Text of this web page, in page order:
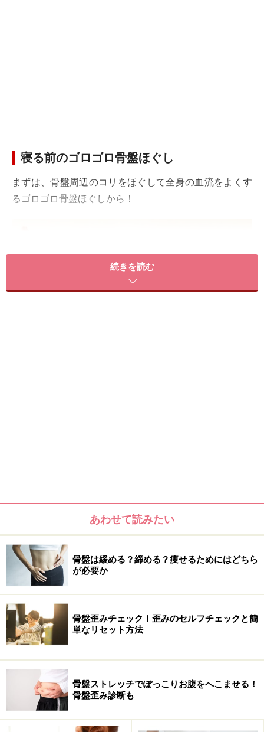
寝る前のゴロゴロ骨盤ほぐし
まずは、骨盤周辺のコリをほぐして全身の血流をよくす
るゴロゴロ骨盤ほぐしから！
腰を痛めているとき、腰に痛みを感じたときは行わないでく
ださい。
1. マットやバスタオルを敷いた柔らかい床の上で、体育
座りになり両手を太ももの後ろへ添える。
続きを読む
あわせて読みたい
骨盤は緩める？締める？痩せるためにはどちら
が必要か
骨盤歪みチェック！歪みのセルフチェックと簡
単なリセット方法
骨盤ストレッチでぽっこりお腹をへこませる！
骨盤歪み診断も